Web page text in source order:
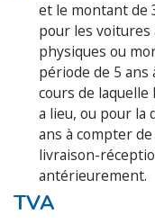
et le montant de
pour les
physiques ou
période de 5 ans
cours de
a lieu, ou pour la
ans à compter
livraison-
antérieurement.
TVA